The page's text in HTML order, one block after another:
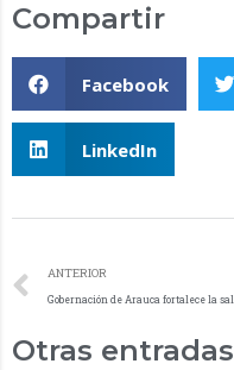
Compartir
Facebook
LinkedIn
ANTERIOR
Otras entradas